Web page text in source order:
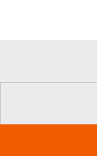
Florian